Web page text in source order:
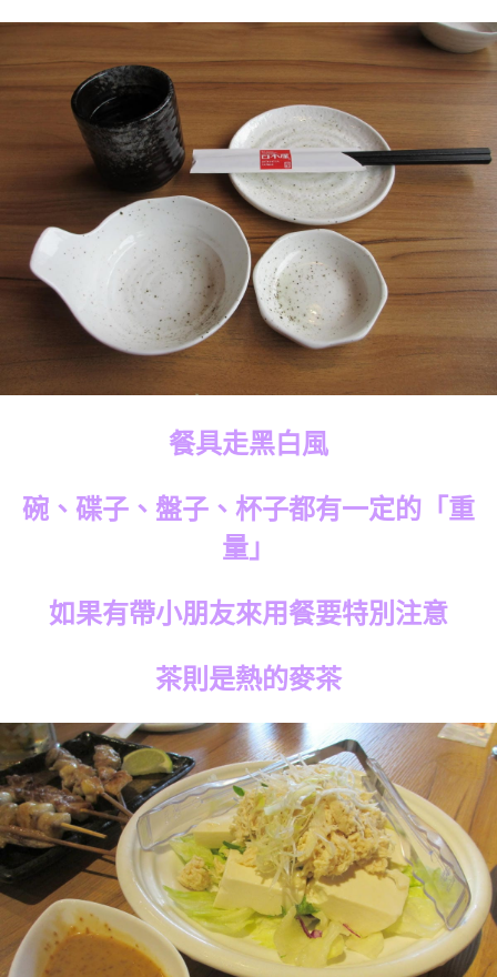
餐具走黑白風
碗、碟子、盤子、杯子都有一定的「重
量」
如果有帶小朋友來用餐要特別注意
茶則是熱的麥茶